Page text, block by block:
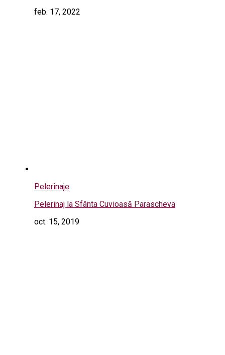
feb. 17, 2022
Pelerinaje
Pelerinaj la Sfânta Cuvioasă Parascheva
oct. 15, 2019